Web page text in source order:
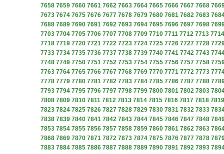
7658 7659 7660 7661 7662 7663 7664 7665 7666 7667 7668
7673 7674 7675 7676 7677 7678 7679 7680 7681 7682 7683
7688 7689 7690 7691 7692 7693 7694 7695 7696 7697 7698
7703 7704 7705 7706 7707 7708 7709 7710 7711 7712 7713 7714
7718 7719 7720 7721 7722 7723 7724 7725 7726 7727 7728
7733 7734 7735 7736 7737 7738 7739 7740 7741 7742 7743
7748 7749 7750 7751 7752 7753 7754 7755 7756 7757 7758
7763 7764 7765 7766 7767 7768 7769 7770 7771 7772 7773
7778 7779 7780 7781 7782 7783 7784 7785 7786 7787 7788
7793 7794 7795 7796 7797 7798 7799 7800 7801 7802 7803
7808 7809 7810 7811 7812 7813 7814 7815 7816 7817 7818 7819
7823 7824 7825 7826 7827 7828 7829 7830 7831 7832 7833
7838 7839 7840 7841 7842 7843 7844 7845 7846 7847 7848
7853 7854 7855 7856 7857 7858 7859 7860 7861 7862 7863
7868 7869 7870 7871 7872 7873 7874 7875 7876 7877 7878
7883 7884 7885 7886 7887 7888 7889 7890 7891 7892 7893